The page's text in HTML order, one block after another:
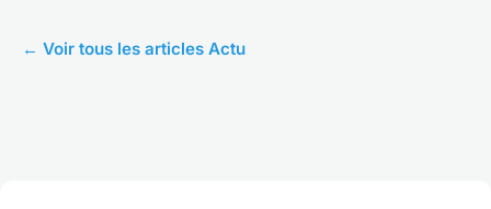
← Voir tous les articles Actu